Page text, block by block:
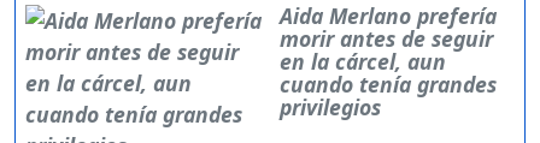
Aida Merlano prefería
morir antes de seguir
en la cárcel, aun
cuando tenía grandes
privilegios